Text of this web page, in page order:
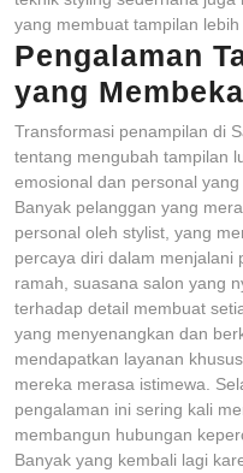
yang membuat tampilan
Pengalaman
yang
Transformasi penampilan di
tentang mengubah tampilan
emosional dan personal
Banyak pelanggan yang
personal oleh stylist, yang
percaya diri dalam menjalani
ramah, suasana salon yang
terhadap detail membuat
yang menyenangkan dan
mendapatkan layanan
mereka merasa istimewa.
pengalaman ini sering kali
membangun hubungan
Banyak yang kembali lagi